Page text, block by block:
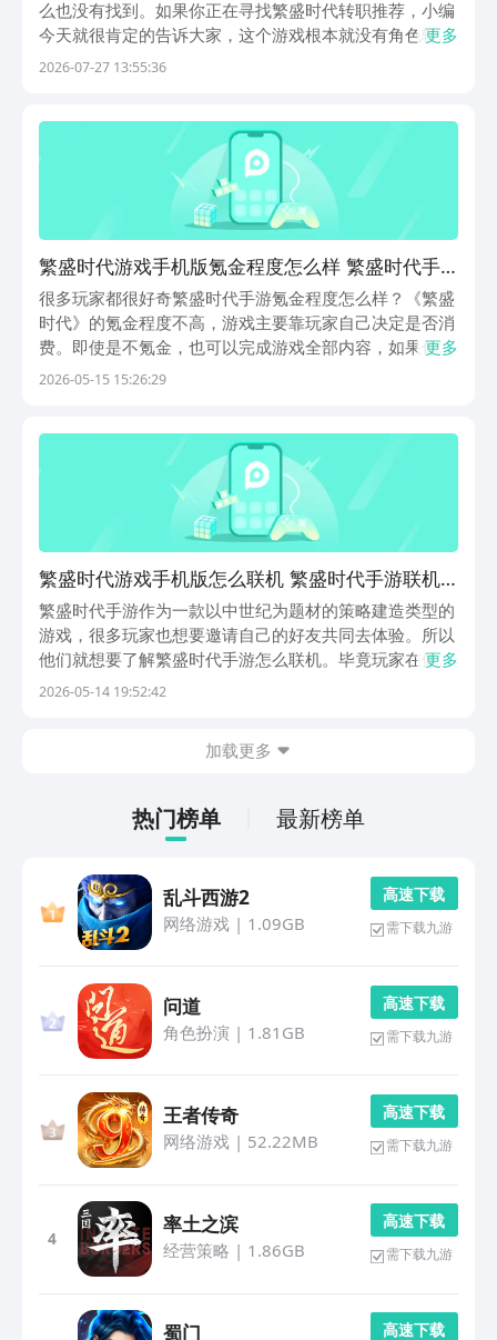
么也没有找到。如果你正在寻找繁盛时代转职推荐，小编
今天就很肯定的告诉大家，这个游戏根本就没有角色转职
系统，这根本就不是靠角色职业数值碾压的游戏，这是一
家...
更多
2026-07-27 13:55:36
繁盛时代游戏手机版氪金程度怎么样 繁盛时代手
游评测
很多玩家都很好奇繁盛时代手游氪金程度怎么样？《繁盛
时代》的氪金程度不高，游戏主要靠玩家自己决定是否消
费。即使是不氪金，也可以完成游戏全部内容，如果你正
在寻找一款真正尊重玩家选择、不靠数值碾压逼氪的策略
更多
2026-05-15 15:26:29
繁盛时代游戏手机版怎么联机 繁盛时代手游联机
方法盘点
繁盛时代手游作为一款以中世纪为题材的策略建造类型的
游戏，很多玩家也想要邀请自己的好友共同去体验。所以
他们就想要了解繁盛时代手游怎么联机。毕竟玩家在体验
游戏的时候，能够把领地经营、塔防、布防和轻度的肉鸽
更多
2026-05-14 19:52:42
加载更多
热门榜单 最新榜单
乱斗西游2
网络游戏| 1.09GB
高 速 下 载
需下载九游
问道
角色扮演 | 1.81GB
高 速 下 载
需下载九游
王者传奇
网络游戏| 52.22MB
高 速 下 载
需下载九游
4
率土之滨
经营策略 | 1.86GB
高 速 下 载
需下载九游
蜀门 高 速 下 载